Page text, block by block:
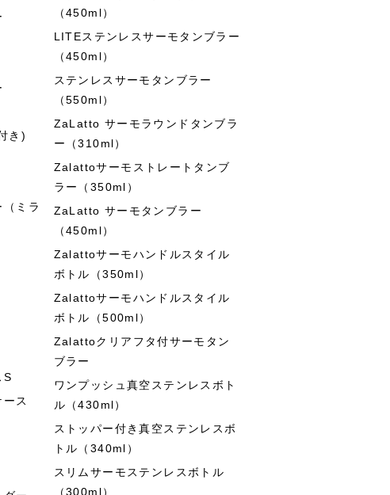
き)
ミラ
S
ス
（450ml）
LITEステンレスサーモタンブラー
（450ml）
ステンレスサーモタンブラー
（550ml）
ZaLatto サーモラウンドタンブラ
ー（310ml）
Zalattoサーモストレートタンブ
ラー（350ml）
ZaLatto サーモタンブラー
（450ml）
Zalattoサーモハンドルスタイル
ボトル（350ml）
Zalattoサーモハンドルスタイル
ボトル（500ml）
Zalattoクリアフタ付サーモタン
ブラー
ワンプッシュ真空ステンレスボト
ル（430ml）
ストッパー付き真空ステンレスボ
トル（340ml）
スリムサーモステンレスボトル
（300ml）